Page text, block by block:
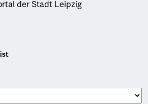
der Stadt Leipzig